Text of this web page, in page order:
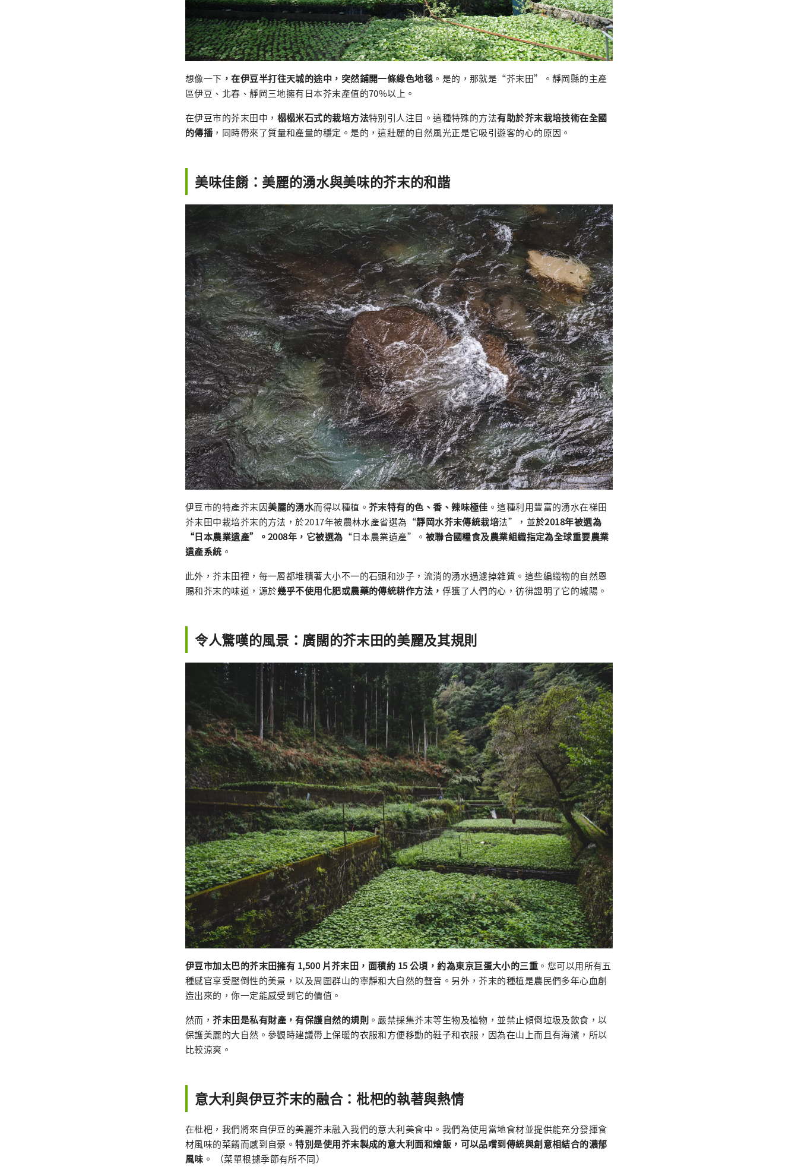
想像一下 ，在伊豆半打往天城的途中，突然鋪開一條綠色地毯 。是的，那就是“芥末田”。靜岡縣的主產
區伊豆、北春、靜岡三地擁有日本芥末產值的70%以上。
在伊豆市的芥末田中， 榻榻米石式的栽培方法特別引人注目。這種特殊的方法有助於芥末栽培技術在全國
的傳播 ，同時帶來了質量和產量的穩定。是的，這壯麗的自然風光正是它吸引遊客的心的原因。
美味佳餚：美麗的湧水與美味的芥末的和諧
伊豆市的特產芥末因美麗的湧水而得以種植。芥末特有的色、香、辣味極佳 。這種利用豐富的湧水在梯田
芥末田中栽培芥末的方法，於2017年被農林水產省選為“靜岡水芥末傳統栽培法”，並於2018年被選為
“日本農業遺產”。2008年，它被選為 “日本農業遺產”。 被聯合國糧食及農業組織指定為全球重要農業
遺產系統 。
此外，芥末田裡，每一層都堆積著大小不一的石頭和沙子，流淌的湧水過濾掉雜質。這些編織物的自然恩
賜和芥末的味道，源於幾乎不使用化肥或農藥的傳統耕作方法， 俘獲了人們的心，彷彿證明了它的城陽。
令人驚嘆的風景：廣闊的芥末田的美麗及其規則
伊豆市加太巴的芥末田擁有 1,500 片芥末田，面積約 15 公頃，約為東京巨蛋大小的三重 。您可以用所有五
種感官享受壓倒性的美景，以及周圍群山的寧靜和大自然的聲音。另外，芥末的種植是農民們多年心血創
造出來的，你一定能感受到它的價值。
然而，芥末田是私有財產，有保護自然的規則 。嚴禁採集芥末等生物及植物，並禁止傾倒垃圾及飲食，以
保護美麗的大自然。參觀時建議帶上保暖的衣服和方便移動的鞋子和衣服，因為在山上而且有海濱，所以
比較涼爽。
意大利與伊豆芥末的融合：枇杷的執著與熱情
在枇杷，我們將來自伊豆的美麗芥末融入我們的意大利美食中。我們為使用當地食材並提供能充分發揮食
材風味的菜餚而感到自豪。特別是使用芥末製成的意大利面和燴飯，可以品嚐到傳統與創意相結合的濃郁
風味 。 （菜單根據季節有所不同）